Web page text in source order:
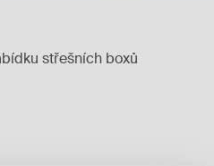
střešních boxů